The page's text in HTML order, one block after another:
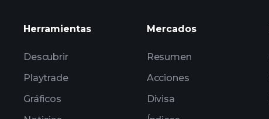
Herramientas
Descubrir
Playtrade
Gráficos
Mercados
Resumen
Acciones
Divisa